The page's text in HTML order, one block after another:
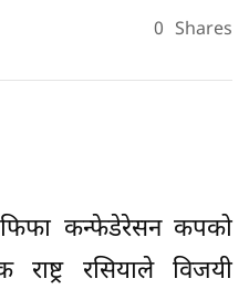
0 Shares
कन्फेडेरेसन कपको
रसियाले विजयी